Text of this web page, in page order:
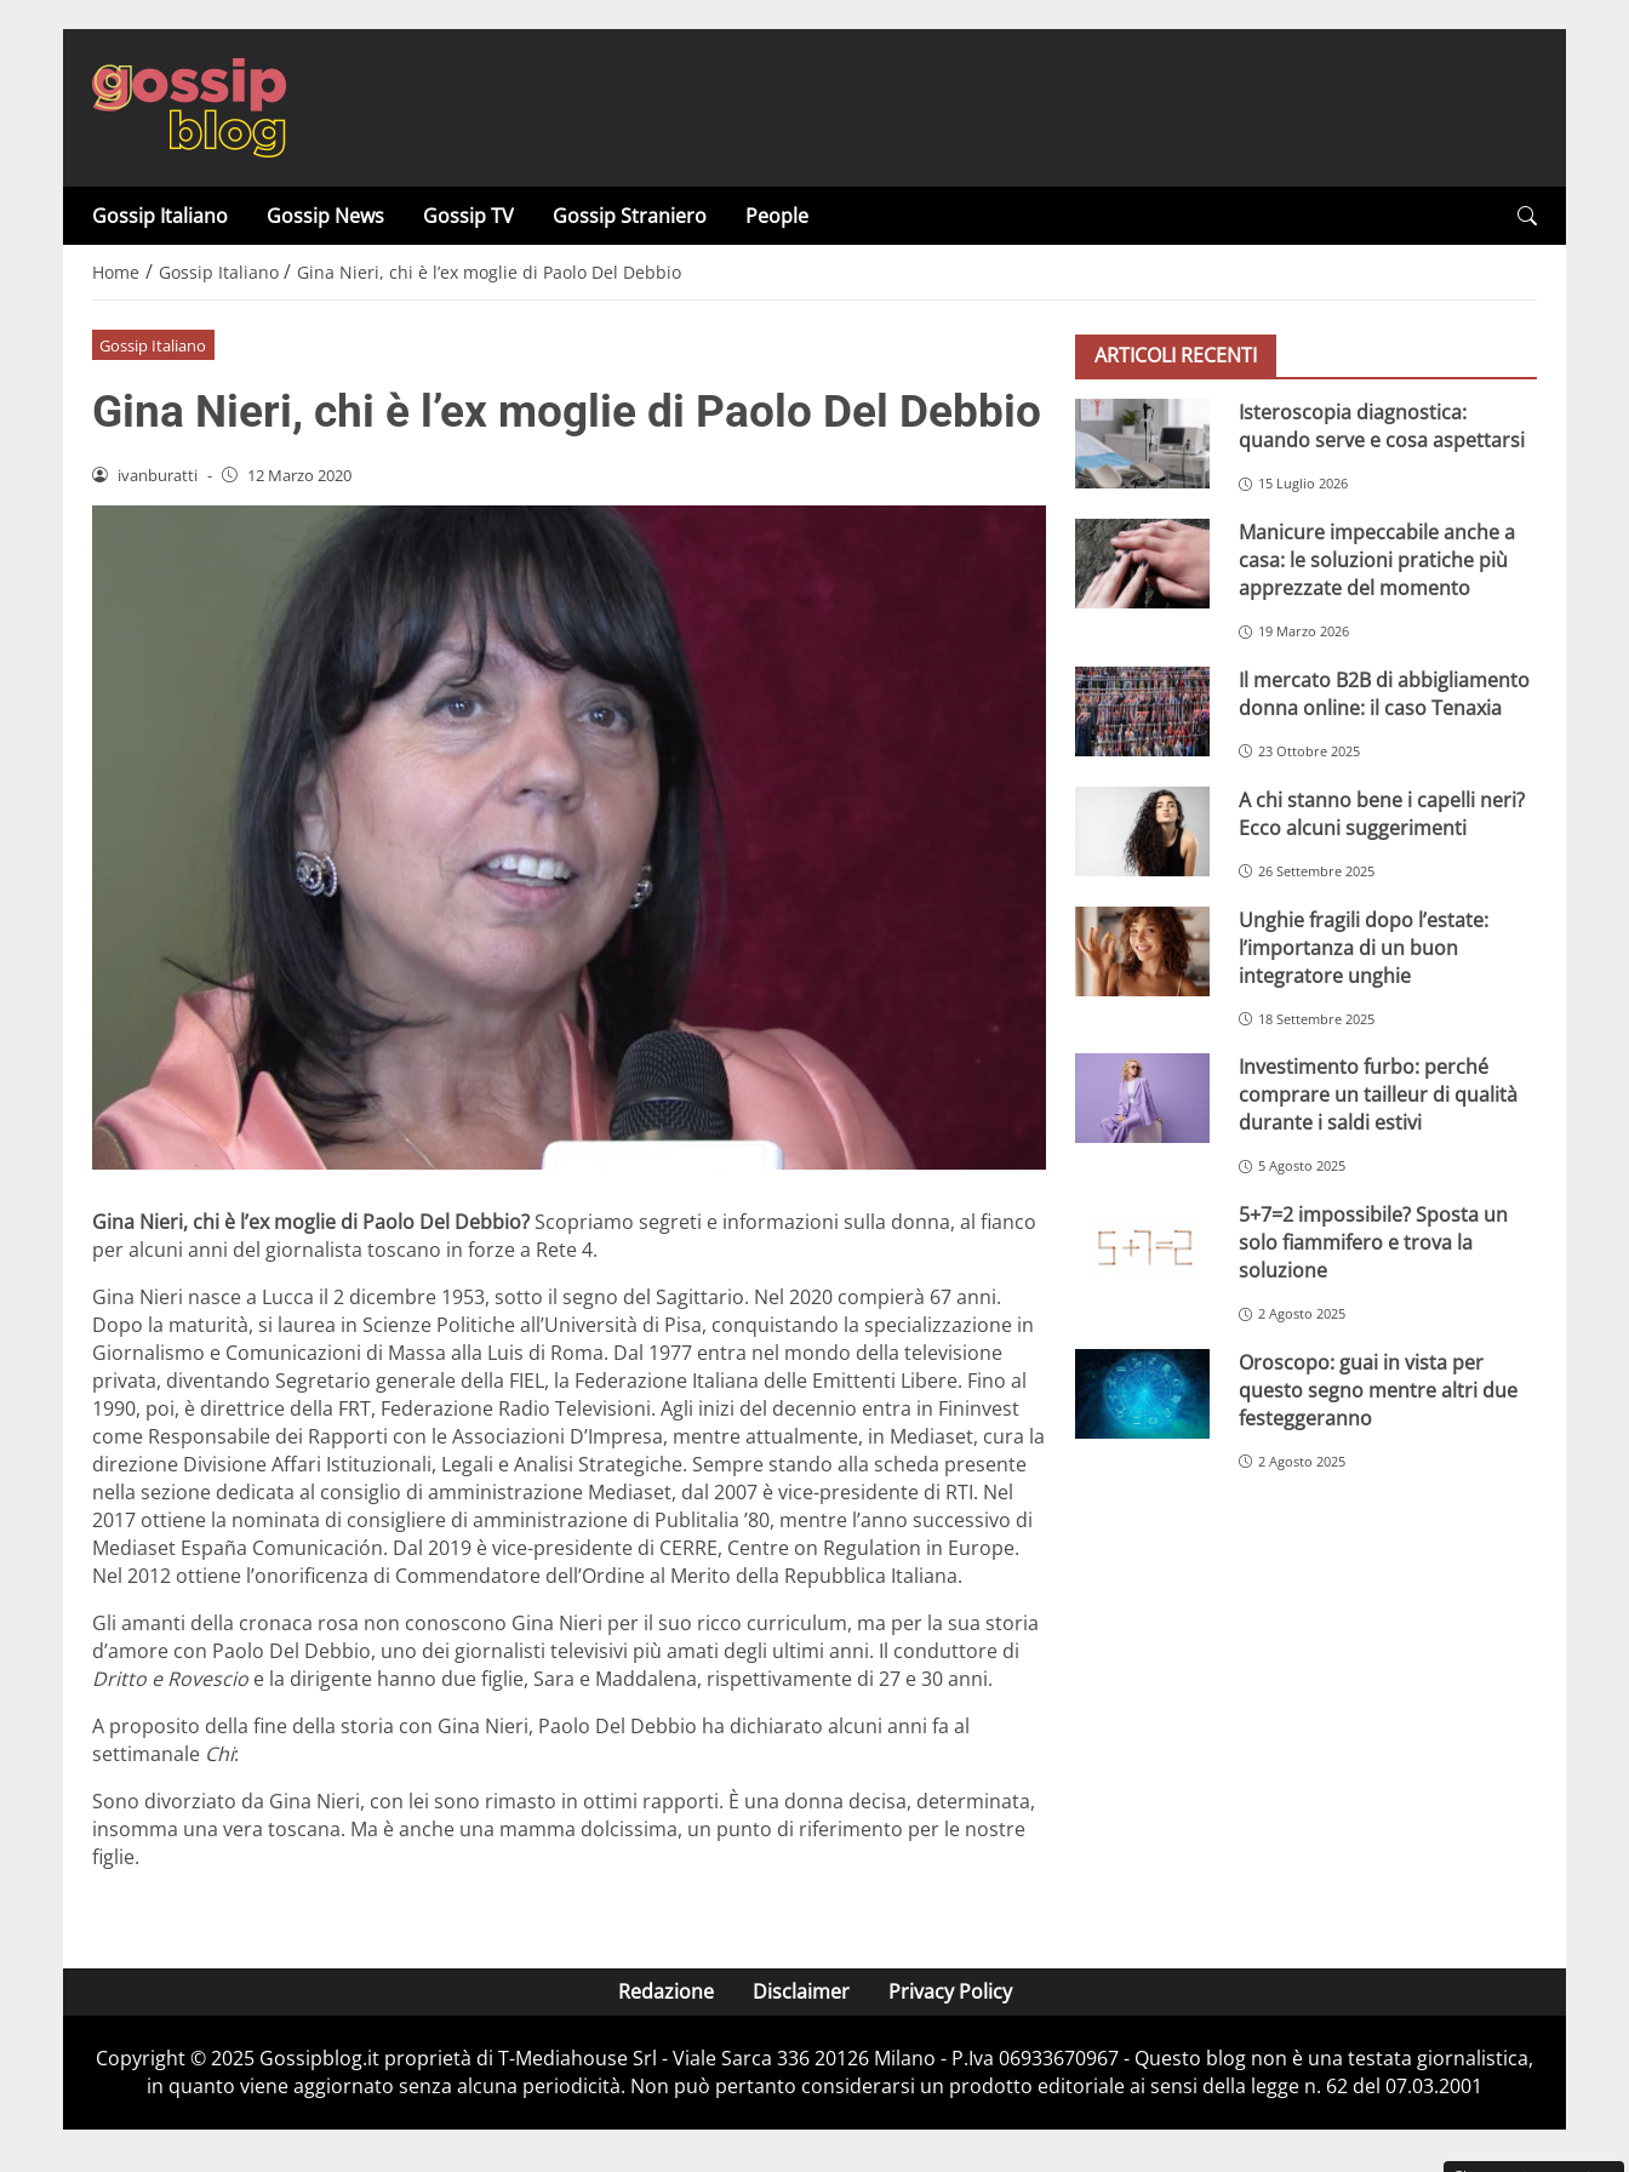
Gossip Italiano Gossip News Gossip TV Gossip Straniero People
Home / Gossip Italiano / Gina Nieri, chi è l’ex moglie di Paolo Del Debbio
Gossip Italiano
Gina Nieri, chi è l’ex moglie di Paolo Del Debbio
ivanburatti - 12 Marzo 2020
Gina Nieri, chi è l’ex moglie di Paolo Del Debbio?Scopriamo segreti e informazioni sulla donna, al fianco
per alcuni anni del giornalista toscano in forze a Rete 4.
Gina Nieri nasce a Lucca il 2 dicembre 1953, sotto il segno del Sagittario. Nel 2020 compierà 67 anni.
Dopo la maturità, si laurea in Scienze Politiche all’Università di Pisa, conquistando la specializzazione in
Giornalismo e Comunicazioni di Massa alla Luis di Roma. Dal 1977 entra nel mondo della televisione
privata, diventando Segretario generale della FIEL, la Federazione Italiana delle Emittenti Libere. Fino al
1990, poi, è direttrice della FRT, Federazione Radio Televisioni. Agli inizi del decennio entra in Fininvest
come Responsabile dei Rapporti con le Associazioni D’Impresa, mentre attualmente, in Mediaset, cura la
direzione Divisione Affari Istituzionali, Legali e Analisi Strategiche. Sempre stando alla scheda presente
nella sezione dedicata al consiglio di amministrazione Mediaset, dal 2007 è vice-presidente di RTI. Nel
2017 ottiene la nominata di consigliere di amministrazione di Publitalia ’80, mentre l’anno successivo di
Mediaset España Comunicación. Dal 2019 è vice-presidente di CERRE, Centre on Regulation in Europe.
Nel 2012 ottiene l’onorificenza di Commendatore dell’Ordine al Merito della Repubblica Italiana.
Gli amanti della cronaca rosa non conoscono Gina Nieri per il suo ricco curriculum, ma per la sua storia
d’amore con Paolo Del Debbio, uno dei giornalisti televisivi più amati degli ultimi anni. Il conduttore di
Dritto e Rovescio e la dirigente hanno due figlie, Sara e Maddalena, rispettivamente di 27 e 30 anni.
A proposito della fine della storia con Gina Nieri, Paolo Del Debbio ha dichiarato alcuni anni fa al
settimanale Chi:
Sono divorziato da Gina Nieri, con lei sono rimasto in ottimi rapporti. È una donna decisa, determinata,
insomma una vera toscana. Ma è anche una mamma dolcissima, un punto di riferimento per le nostre
figlie.
ARTICOLI RECENTI
Isteroscopia diagnostica:
quando serve e cosa aspettarsi
15 Luglio 2026
Manicure impeccabile anche a
casa: le soluzioni pratiche più
apprezzate del momento
19 Marzo 2026
Il mercato B2B di abbigliamento
donna online: il caso Tenaxia
23 Ottobre 2025
A chi stanno bene i capelli neri?
Ecco alcuni suggerimenti
26 Settembre 2025
Unghie fragili dopo l’estate:
l’importanza di un buon
integratore unghie
18 Settembre 2025
Investimento furbo: perché
comprare un tailleur di qualità
durante i saldi estivi
5 Agosto 2025
5+7=2 impossibile? Sposta un
solo fiammifero e trova la
soluzione
2 Agosto 2025
Oroscopo: guai in vista per
questo segno mentre altri due
festeggeranno
2 Agosto 2025
Redazione Disclaimer Privacy Policy
Copyright © 2025 Gossipblog.it proprietà di T-Mediahouse Srl - Viale Sarca 336 20126 Milano - P.Iva 06933670967 - Questo blog non è una testata giornalistica,
in quanto viene aggiornato senza alcuna periodicità. Non può pertanto considerarsi un prodotto editoriale ai sensi della legge n. 62 del 07.03.2001